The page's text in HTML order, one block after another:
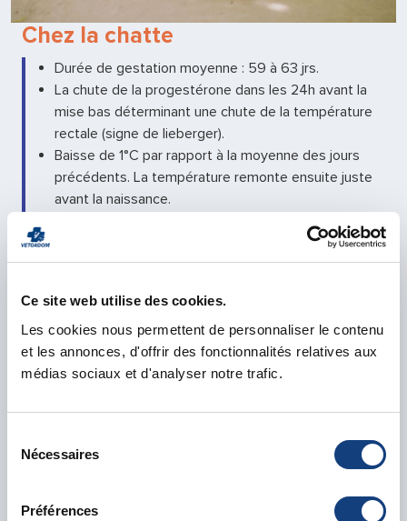
Ce site web utilise des cookies.
Les cookies nous permettent de personnaliser le contenu
et les annonces, d'offrir des fonctionnalités relatives aux
médias sociaux et d'analyser notre trafic.
Nécessaires
Préférences
Chez la chatte
Durée de gestation moyenne : 59 à 63 jrs.
La chute de la progestérone dans les 24h avant la
mise bas déterminant une chute de la température
rectale (signe de lieberger).
Baisse de 1°C par rapport à la moyenne des jours
précédents. La température remonte ensuite juste
avant la naissance.
début des contractions et du relâchement du col
peut durer 12h.
Les intervalles entre les naissances durent de
quelques minutes à 2 heures.
NB : UNE PARTICULARITE DE LA PARTURITON CHEZ
LE TRAVAIL INTERROMPU.
Chez certaines femelles, après quelques expulsions
fœtales les contractions s’arrêtent et l’accouchement
persistance d’un ou plusieurs chatons in utero. Sans